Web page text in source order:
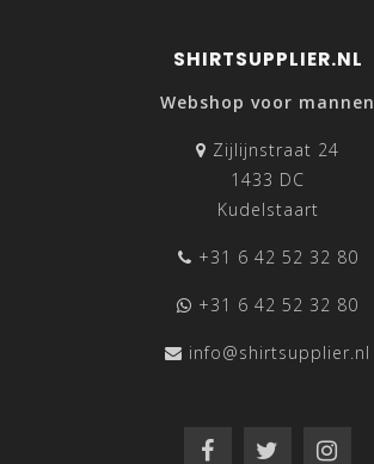
SHIRTSUPPLIER.NL
Webshop voor mannen
Zijlijnstraat 24
1433 DC
Kudelstaart
+31 6 42 52 32 80
+31 6 42 52 32 80
info@shirtsupplier.nl